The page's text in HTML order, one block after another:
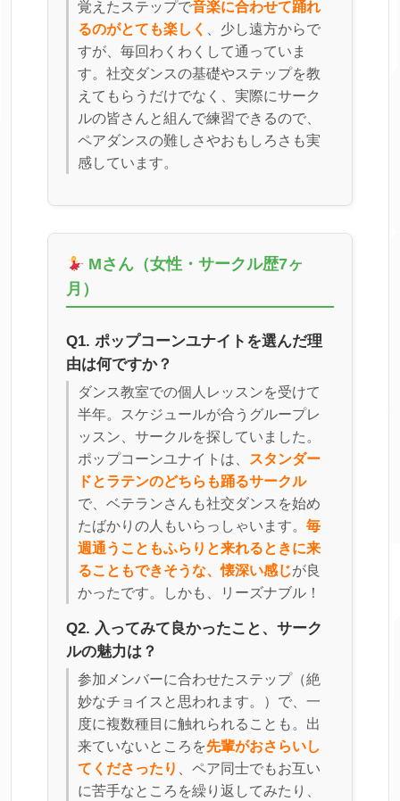
覚えたステップで音楽に合わせて踊れ
るのがとても楽しく
、少し遠方からで
すが、毎回わくわくして通っていま
す。社交ダンスの基礎やステップを教
えてもらうだけでなく、実際にサーク
ルの皆さんと組んで練習できるので、
ペアダンスの難しさやおもしろさも実
感しています。
Mさん（女性・サークル歴7ヶ
月）
Q1. ポップコーンユナイトを選んだ理
由は何ですか？
ダンス教室での個人レッスンを受けて
半年。スケジュールが合うグループレ
ッスン、サークルを探していました。
ポップコーンユナイトは、
スタンダー
ドとラテンのどちらも踊るサークル
で、ベテランさんも社交ダンスを始め
たばかりの人もいらっしゃいます。 毎
週通うこともふらりと来れるときに来
ることもできそうな、懐深い感じが良
かったです。しかも、リーズナブル！
Q2. 入ってみて良かったこと、サーク
ルの魅力は？
参加メンバーに合わせたステップ（絶
妙なチョイスと思われます。）で、一
度に複数種目に触れられることも。出
来ていないところを先輩がおさらいし
てくださったり
、ペア同士でもお互い
に苦手なところを繰り返してみたり、